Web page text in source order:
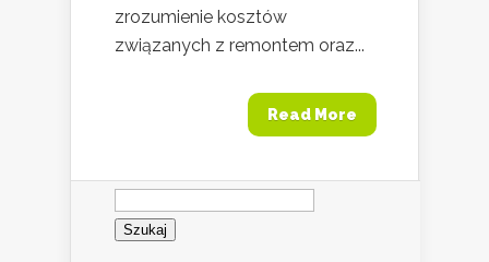
zrozumienie kosztów
związanych z remontem oraz...
Read More
Szukaj: